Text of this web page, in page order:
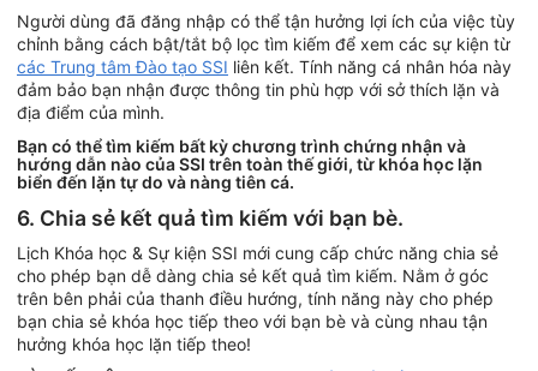
Người dùng đã đăng nhập có thể tận hưởng lợi ích của việc tùy
chỉnh bằng cách bật/tắt bộ lọc tìm kiếm để xem các sự kiện từ
các Trung tâm Đào tạo SSI liên kết. Tính năng cá nhân hóa này
đảm bảo bạn nhận được thông tin phù hợp với sở thích lặn và
địa điểm của mình.
Bạn có thể tìm kiếm bất kỳ chương trình chứng nhận và
hướng dẫn nào của SSI trên toàn thế giới, từ khóa học lặn
biển đến lặn tự do và nàng tiên cá.
6. Chia sẻ kết quả tìm kiếm với bạn bè.
Lịch Khóa học & Sự kiện SSI mới cung cấp chức năng chia sẻ
cho phép bạn dễ dàng chia sẻ kết quả tìm kiếm. Nằm ở góc
trên bên phải của thanh điều hướng, tính năng này cho phép
bạn chia sẻ khóa học tiếp theo với bạn bè và cùng nhau tận
hưởng khóa học lặn tiếp theo!